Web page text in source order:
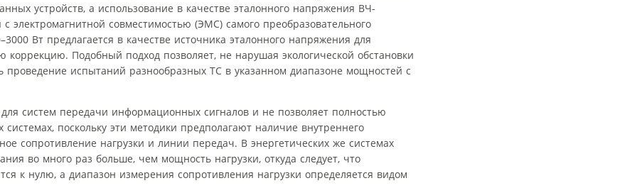
устройств, а использование в качестве эталонного напряжения ВЧ-
электромагнитной совместимостью (ЭМС) самого преобразовательного
Вт предлагается в качестве источника эталонного напряжения для
коррекцию. Подобный подход позволяет, не нарушая экологической обстановки
проведение испытаний разнообразных ТС в указанном диапазоне мощностей с
систем передачи информационных сигналов и не позволяет полностью
поскольку эти методики предполагают наличие внутреннего
сопротивление нагрузки и линии передач. В энергетических же системах
во много раз больше, чем мощность нагрузки, откуда следует, что
к нулю, а диапазон измерения сопротивления нагрузки определяется видом